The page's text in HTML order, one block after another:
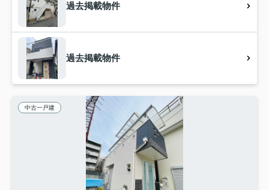
過去掲載物件
過去掲載物件
中古一戸建